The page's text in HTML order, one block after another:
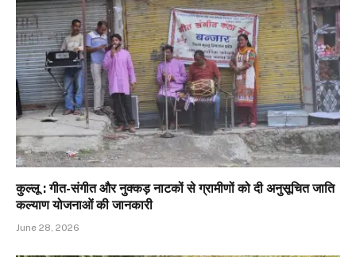
कुल्लू : गीत-संगीत और नुक्कड़ नाटकों से ग्रामीणों को दी अनुसूचित जाति
कल्याण योजनाओं की जानकारी
June 28, 2026